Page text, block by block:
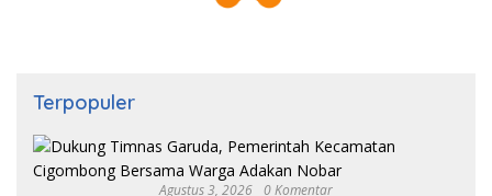
Terpopuler
Agustus 3, 2026 0 Komentar